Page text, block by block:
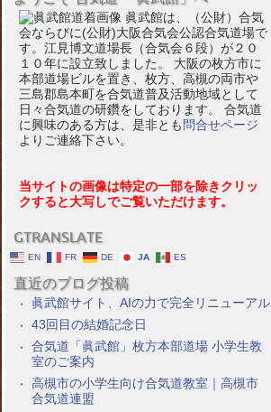
眞武館は、（公財）合気
会ならびに(公財)大阪合気会公認合気道場で
す。江見博文道場長（合気会６段）が２０
１０年に設立致しました。 大阪の枚方市に
本部道場ビルを置き、枚方、高槻の両市や
三島郡島本町を合気道普及活動地域として
日々合気道の研鑽をしております。 合気道
に興味のある方は、是非とも 問合せページ
よりご連絡下さい。
当サイトの画像は特定の一部を除きクリッ
クすると大写しでご覧いただけます。
GTRANSLATE
EN FR DE JA ES
直近のブログ投稿
眞武館サイト、AIの力で完全リニューアル
43回目の結婚記念日
合気道「眞武館」枚方本部道場 小学生教
室のご案内
高槻市の小学生向け合気道教室｜高槻市
合気道連盟